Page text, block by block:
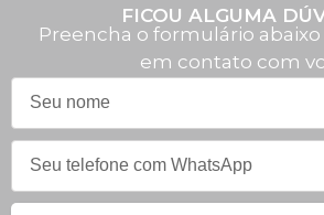
FICOU ALGUMA
Preencha o formulário
em contato com